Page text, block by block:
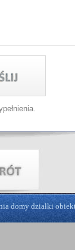
domy działki